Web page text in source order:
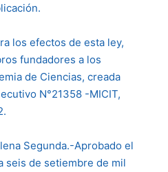
los efectos de esta ley,
fundadores a los
de Ciencias, creada
N°21358 -MICIT,
Segunda.-Aprobado el
seis de setiembre de mil